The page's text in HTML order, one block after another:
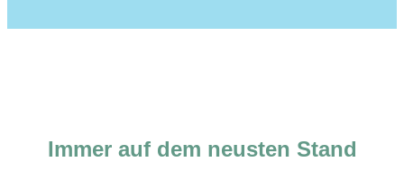
Immer auf dem neusten Stand